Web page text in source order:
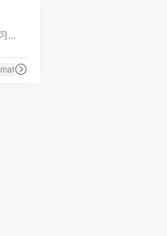
一款由韩国公司Mathpresso开发的AI学习应用程序
math problem solving site